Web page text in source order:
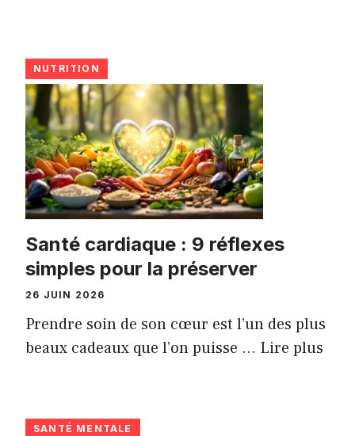
NUTRITION
Santé cardiaque : 9 réflexes
simples pour la préserver
26 JUIN 2026
Prendre soin de son cœur est l’un des plus
beaux cadeaux que l’on puisse ... Lire plus
SANTÉ MENTALE